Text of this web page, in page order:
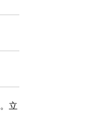
立